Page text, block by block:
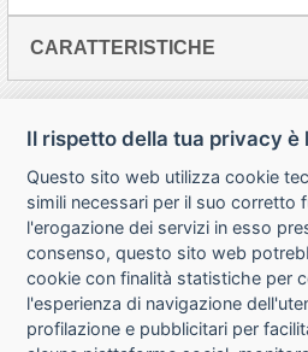
CARATTERISTICHE
CHI SIAMO
Il rispetto della tua privacy è
Questo sito web utilizza cookie
simili necessari per il suo corretto
l'erogazione dei servizi in esso
consenso, questo sito web
cookie con finalità statistiche per
l'esperienza di navigazione
profilazione e pubblicitari per